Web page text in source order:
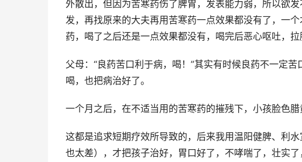
外散出，但因为苦寒药伤了脾胃，发表能力弱，所以欲
发，再找原来的大夫再用苦寒药一点效果都没有了，一
药，喝了之后还是一点效果都没有，喝完后恶心呕吐，
父母：“良药苦口利于病，喝！”其实有时候良药不一定
喝，也把病治好了。
一个月之后，在不适当用的苦寒药的摧残下，小孩脸色
这都是追求短期疗效所导致的，后来我用温阳健脾、利
也太差），才把孩子治好，胃口好了，不哮喘了，壮实